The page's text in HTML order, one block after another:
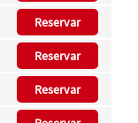
Reservar
Reservar
Reservar